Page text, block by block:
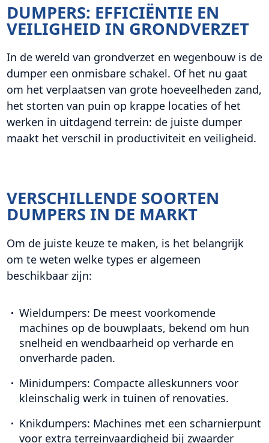
DUMPERS: EFFICIËNTIE EN
VEILIGHEID IN GRONDVERZET
In de wereld van grondverzet en wegenbouw is de
dumper een onmisbare schakel. Of het nu gaat
om het verplaatsen van grote hoeveelheden zand,
het storten van puin op krappe locaties of het
werken in uitdagend terrein: de juiste dumper
maakt het verschil in productiviteit en veiligheid.
VERSCHILLENDE SOORTEN
DUMPERS IN DE MARKT
Om de juiste keuze te maken, is het belangrijk
om te weten welke types er algemeen
beschikbaar zijn:
Wieldumpers: De meest voorkomende
machines op de bouwplaats, bekend om hun
snelheid en wendbaarheid op verharde en
onverharde paden.
Minidumpers: Compacte alleskunners voor
kleinschalig werk in tuinen of renovaties.
Knikdumpers: Machines met een scharnierpunt
voor extra terreinvaardigheid bij zwaarder